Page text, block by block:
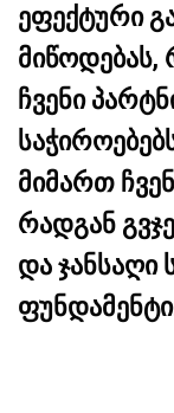
ეფექტური
ჩვენი
მიმართ
რადგან
და ჯანსაღი